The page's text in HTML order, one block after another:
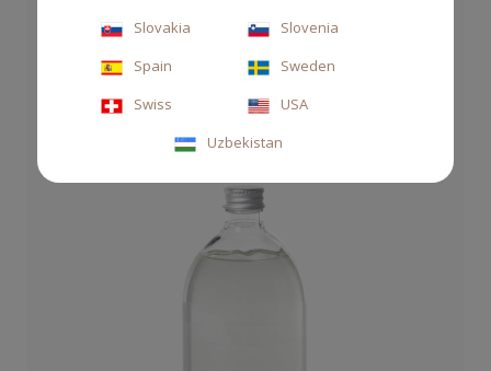
Slovakia
Slovenia
Spain
Sweden
Swiss
USA
Uzbekistan